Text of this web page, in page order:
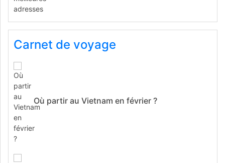
Carnet de voyage
Où partir au Vietnam en février ?